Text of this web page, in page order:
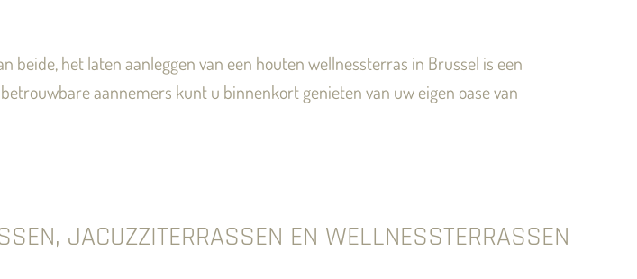
het laten aanleggen van een houten wellnessterras in Brussel is een
aannemers kunt u binnenkort genieten van uw eigen oase van
JACUZZITERRASSEN EN WELLNESSTERRASSEN